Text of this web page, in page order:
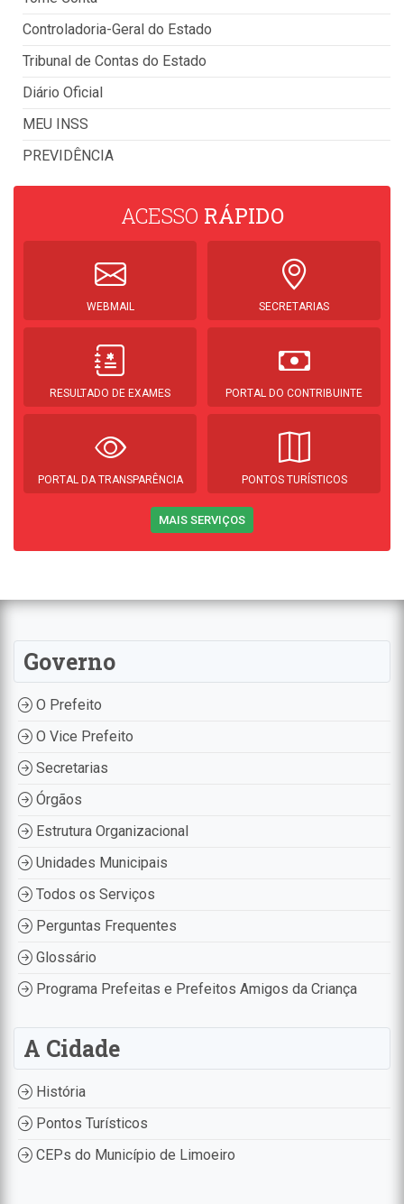
Controladoria-Geral do Estado
Tribunal de Contas do Estado
Diário Oficial
MEU INSS
PREVIDÊNCIA
ACESSO RÁPIDO
WEBMAIL SECRETARIAS
RESULTADO DE EXAMES PORTAL DO CONTRIBUINTE
PORTAL DA TRANSPARÊNCIA PONTOS TURÍSTICOS
MAIS SERVIÇOS
Governo
O Prefeito
O Vice Prefeito
Secretarias
Órgãos
Estrutura Organizacional
Unidades Municipais
Todos os Serviços
Perguntas Frequentes
Glossário
Programa Prefeitas e Prefeitos Amigos da Criança
A Cidade
História
Pontos Turísticos
CEPs do Município de Limoeiro